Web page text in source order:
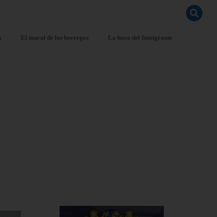
El mural de los borregos La hora del Inmigrante